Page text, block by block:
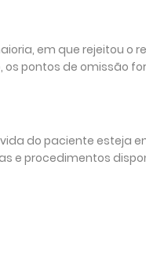
em que rejeitou o
pontos de omissão
do paciente esteja
e procedimentos